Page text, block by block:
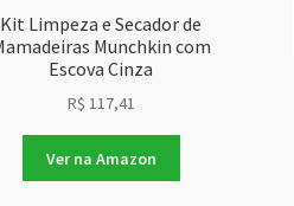
Kit Limpeza e Secador de
Munchkin com
Escova Cinza
R$ 117,41
Ver na Amazon